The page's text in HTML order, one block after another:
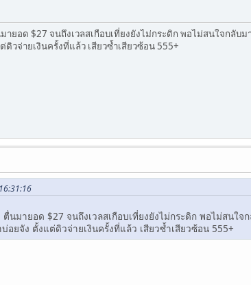
ายอด $27 จนถึงเวลสเกือบเที่ยงยังไม่กระดิก พอไม่สนใจกลับ
วจ่ายเงินครั้งที่แล้ว เสียวซ้ำเสียวซ้อน 555+
นมายอด $27 จนถึงเวลสเกือบเที่ยงยังไม่กระดิก พอไม่สนใ
ยจัง ตั้งแต่ดิวจ่ายเงินครั้งที่แล้ว เสียวซ้ำเสียวซ้อน 555+